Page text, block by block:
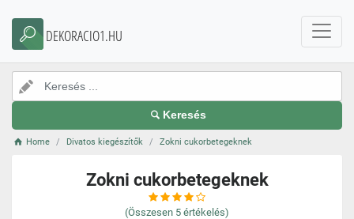
DEKORACIO1.HU
Keresés
Home Divatos kiegészítők Zokni cukorbetegeknek
Zokni cukorbetegeknek
(Összesen 5 értékelés)